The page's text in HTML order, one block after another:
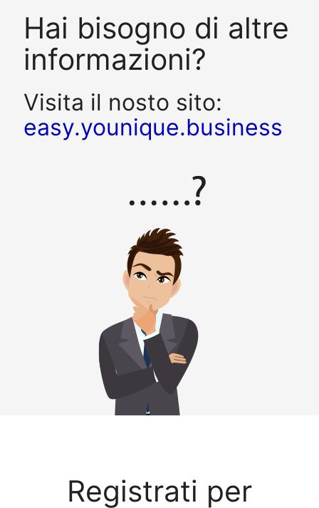
Hai bisogno di altre
informazioni?
Visita il nosto sito:
easy.younique.business
Registrati per